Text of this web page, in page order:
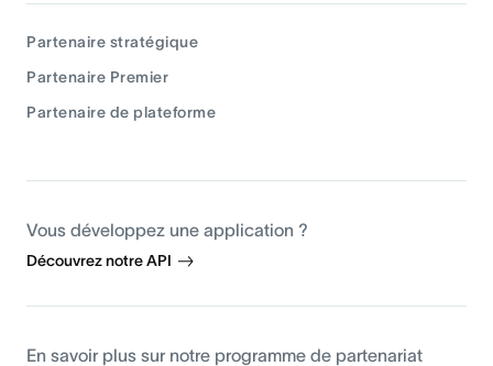
Partenaire stratégique
Partenaire Premier
Partenaire de plateforme
Vous développez une application ?
Découvrez notre API
En savoir plus sur notre programme de partenariat